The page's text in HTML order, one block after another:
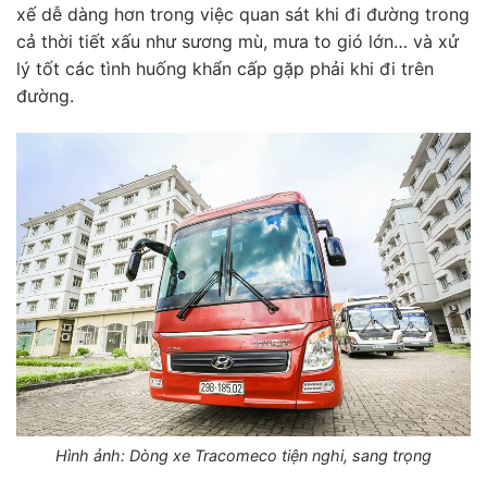
xế dễ dàng hơn trong việc quan sát khi đi đường trong
cả thời tiết xấu như sương mù, mưa to gió lớn… và xử
lý tốt các tình huống khẩn cấp gặp phải khi đi trên
đường.
Hình ảnh: Dòng xe Tracomeco tiện nghi, sang trọng